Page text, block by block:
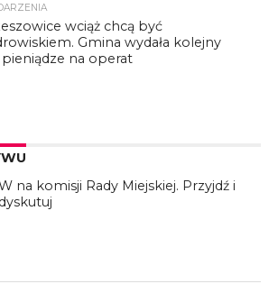
wciąż chcą być
Gmina wydała kolejny
pieniądze na operat
na komisji Rady Miejskiej. Przyjdź i